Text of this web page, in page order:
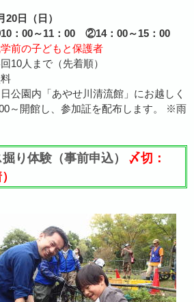
日（日）
～11：00 ②14：00～15：00
前の子どもと保護者
10人まで（先着順）
公園内「あやせ川清流館」にお越しく
～開館し、参加証を配布します。 ※雨
り体験（事前申込）
〆切：